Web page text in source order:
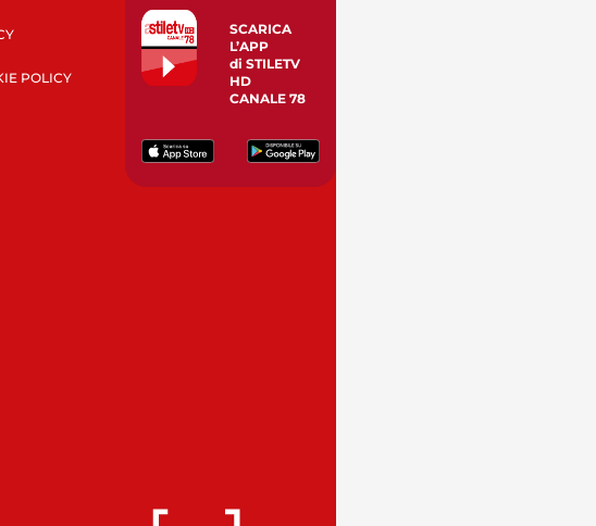
POLICY
SCARICA
L’APP
di STILETV
HD
CANALE 78